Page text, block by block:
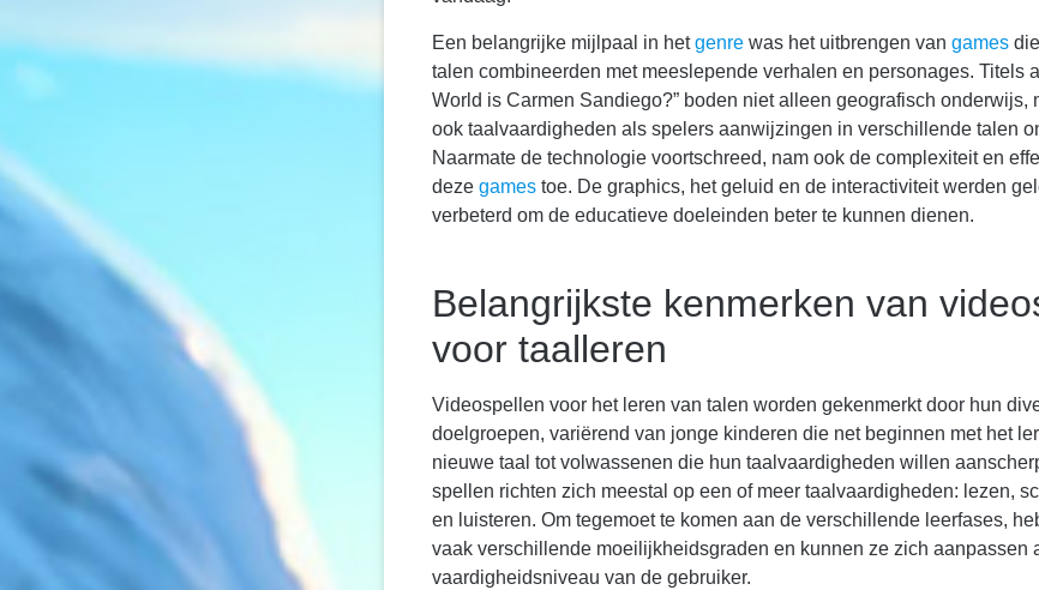
Een belangrijke mijlpaal in hetgenre was het uitbrengen vangames
talen combineerden met meeslepende verhalen en personages. Titels
World is Carmen Sandiego?” boden niet alleen geografisch onderwijs,
ook taalvaardigheden als spelers aanwijzingen in verschillende talen
Naarmate de technologie voortschreed, nam ook de complexiteit en
dezegames toe. De graphics, het geluid en de interactiviteit werden
verbeterd om de educatieve doeleinden beter te kunnen dienen.
Belangrijkste kenmerken van
voor taalleren
Videospellen voor het leren van talen worden gekenmerkt door hun
doelgroepen, variërend van jonge kinderen die net beginnen met het
nieuwe taal tot volwassenen die hun taalvaardigheden willen
spellen richten zich meestal op een of meer taalvaardigheden: lezen,
en luisteren. Om tegemoet te komen aan de verschillende leerfases,
vaak verschillende moeilijkheidsgraden en kunnen ze zich aanpassen
vaardigheidsniveau van de gebruiker.